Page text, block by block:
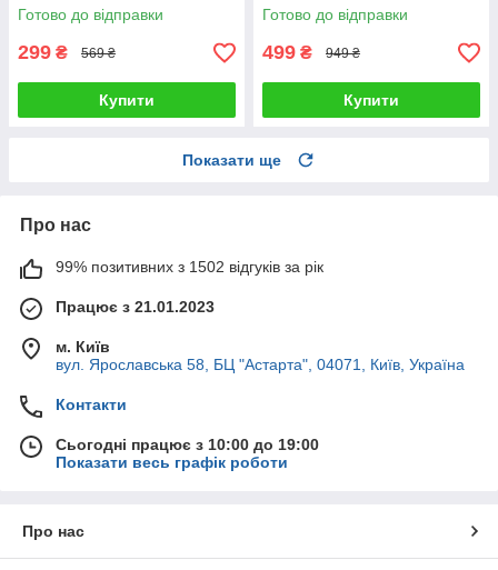
блогерів предметної зйомки
26 см для фото і відео
Готово до відправки
299 ₴ 569 ₴
Купити
підставкою для телефону
сенсорним керуванням 3
режими світла
Готово до відправки
499 ₴ 949 ₴
Купити
Показати ще
Про нас
99% позитивних з 1502 відгуків за рік
Працює з 21.01.2023
м. Київ
вул. Ярославська 58, БЦ "Астарта", 04071, Київ, Україна
Контакти
Сьогодні працює з 10:00 до 19:00
Показати весь графік роботи
Про нас